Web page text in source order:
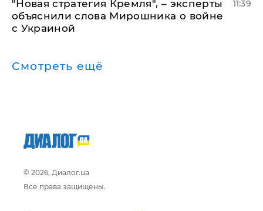
"Новая стратегия Кремля", – эксперты
объяснили слова Мирошника о войне
с Украиной
11:39
Смотреть ещё
© 2026, Диалог.ua
Все права защищены.